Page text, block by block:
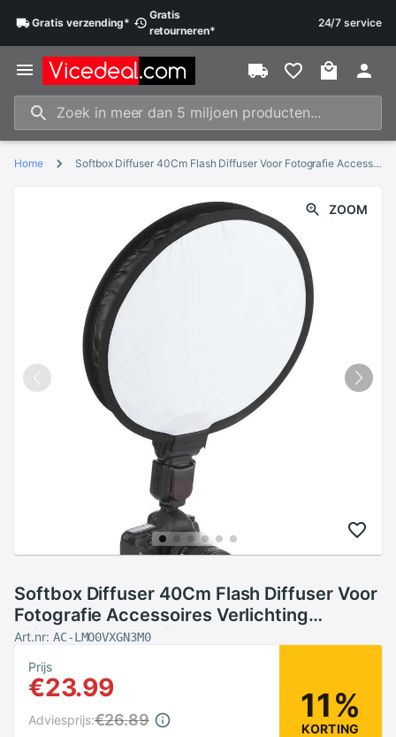
Gratisverzending*
Gratis
retourneren*
24/7 service
Home Softbox Diffuser 40Cm Flash Diffuser Voor Fotografie Accessoires Verlichting Diffusers Fotografie Levert Camera Flash
ZOOM
Softbox Diffuser 40Cm Flash Diffuser Voor
Fotografie Accessoires Verlichting
Diffusers Fotografie Levert Camera Flash
Art.nr: AC-LMO0VXGN3M0
Prijs
€23.99
Adviesprijs:€26.89 11%
KORTING